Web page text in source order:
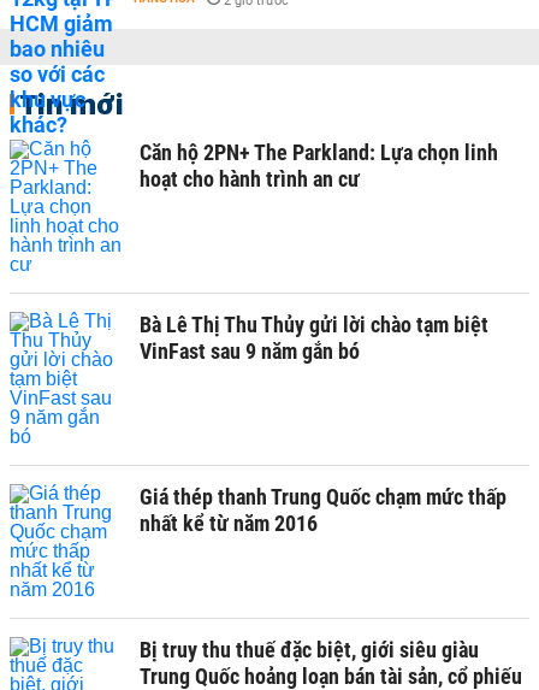
Tin mới
Căn hộ 2PN+ The Parkland: Lựa chọn linh
hoạt cho hành trình an cư
Bà Lê Thị Thu Thủy gửi lời chào tạm biệt
VinFast sau 9 năm gắn bó
Giá thép thanh Trung Quốc chạm mức thấp
nhất kể từ năm 2016
Bị truy thu thuế đặc biệt, giới siêu giàu
Trung Quốc hoảng loạn bán tài sản, cổ phiếu